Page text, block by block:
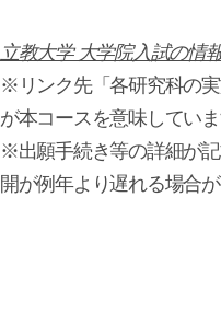
立教大学 大学院入試の情
※リンク先「各研究科の実
が本コースを意味していま
※出願手続き等の詳細が
開が例年より遅れる場合が